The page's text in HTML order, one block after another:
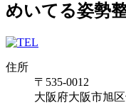
めいてる姿勢
住所
〒535-0012
大阪府大阪市旭